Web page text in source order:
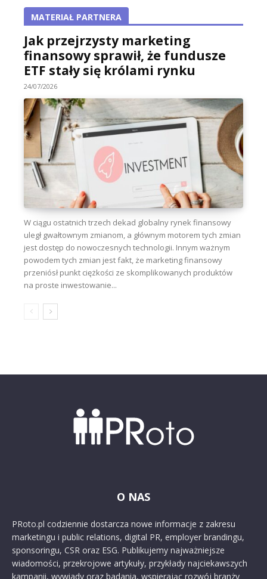
MATERIAŁ PARTNERA
Jak przejrzysty marketing
finansowy sprawił, że fundusze
ETF stały się królami rynku
24/07/2026
W ciągu ostatnich trzech dekad globalny rynek finansowy
uległ gwałtownym zmianom, a głównym motorem tych zmian
jest dostęp do nowoczesnych technologii. Innym ważnym
powodem tych zmian jest fakt, że marketing finansowy
przeniósł punkt ciężkości ze skomplikowanych produktów
na proste inwestowanie...
O NAS
PRoto.pl codziennie dostarcza nowe informacje z zakresu
marketingu i public relations, digital PR, employer brandingu,
sponsoringu, CSR oraz ESG. Publikujemy najważniejsze
wiadomości, przekrojowe artykuły, przykłady najciekawszych
kampanii, wywiady oraz badania, wspierając rozwój branży